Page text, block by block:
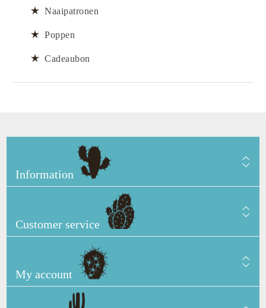
Naaipatronen
Poppen
Cadeaubon
Information
Customer service
My account